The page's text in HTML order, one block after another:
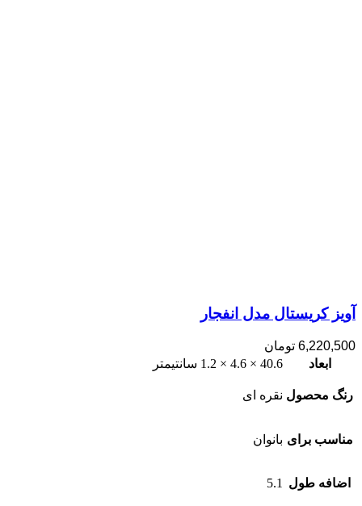
آویز کریستال مدل انفجار
6,220,500 تومان
ابعاد
40.6 × 4.6 × 1.2 سانتیمتر
رنگ محصول نقره ای
مناسب برای بانوان
اضافه طول 5.1